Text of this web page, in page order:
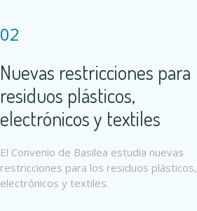
02
Nuevas restricciones para
residuos plásticos,
electrónicos y textiles
El Convenio de Basilea estudia nuevas
restricciones para los residuos plásticos,
electrónicos y textiles.